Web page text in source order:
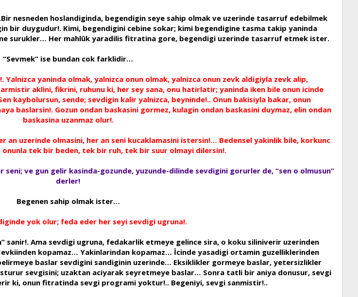
nesneden hoslandiginda, begendigin seye sahip olmak ve uzerinde tasarruf edebilmek
bir duygudur!. Kimi, begendigini cebine sokar; kimi begendigine tasma takip yaninda
surukler… Her mahlûk yaradilis fitratina gore, begendigi uzerinde tasarruf etmek ister.
“Sevmek” ise bundan cok farklidir…
Yalnizca yaninda olmak, yalnizca onun olmak, yalnizca onun zevk aldigiyla zevk alip,
aklini, fikrini, ruhunu ki, her sey sana, onu hatirlatir; yaninda iken bile onun icinde
kaybolursun, sende; sevdigin kalir yalnizca, beyninde!.. Onun bakisiyla bakar, onun
baslarsin!. Gozun ondan baskasini gormez, kulagin ondan baskasini duymaz, elin ondan
baskasina uzanmaz olur!.
an uzerinde olmasini, her an seni kucaklamasini istersin!… Bedensel yakinlik bile, korkunc
onunla tek bir beden, tek bir ruh, tek bir suur olmayi dilersin!.
ve gun gelir kasinda-gozunde, yuzunde-dilinde sevdigini gorurler de, “sen o olmusun”
derler!
Begenen sahip olmak ister…
yok olur; feda eder her seyi sevdigi ugruna!.
sanir!. Ama sevdigi ugruna, fedakarlik etmeye gelince sira, o koku siliniverir uzerinden
kopamaz… Yakinlarindan kopamaz… İcinde yasadigi ortamin guzelliklerinden
baslar sevdigini sandiginin uzerinde… Eksiklikler gormeye baslar, yetersizlikler
sevgisini; uzaktan aciyarak seyretmeye baslar… Sonra tatli bir aniya donusur, sevgi
ki, onun fitratinda sevgi programi yoktur!.. Begeniyi, sevgi sanmistir!..